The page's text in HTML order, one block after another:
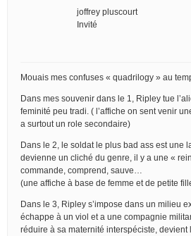
joffrey pluscourt
Invité
Mouais mes confuses « quadrilogy » au
Dans mes souvenir dans le 1, Ripley tue
feminité peu tradi. ( l’affiche on sent venir
a surtout un role secondaire)
Dans le 2, le soldat le plus bad ass est une
devienne un cliché du genre, il y a une «
commande, comprend, sauve…
(une affiche à base de femme et de petite
Dans le 3, Ripley s’impose dans un milieu
échappe à un viol et a une compagnie
réduire à sa maternité interspéciste, devient